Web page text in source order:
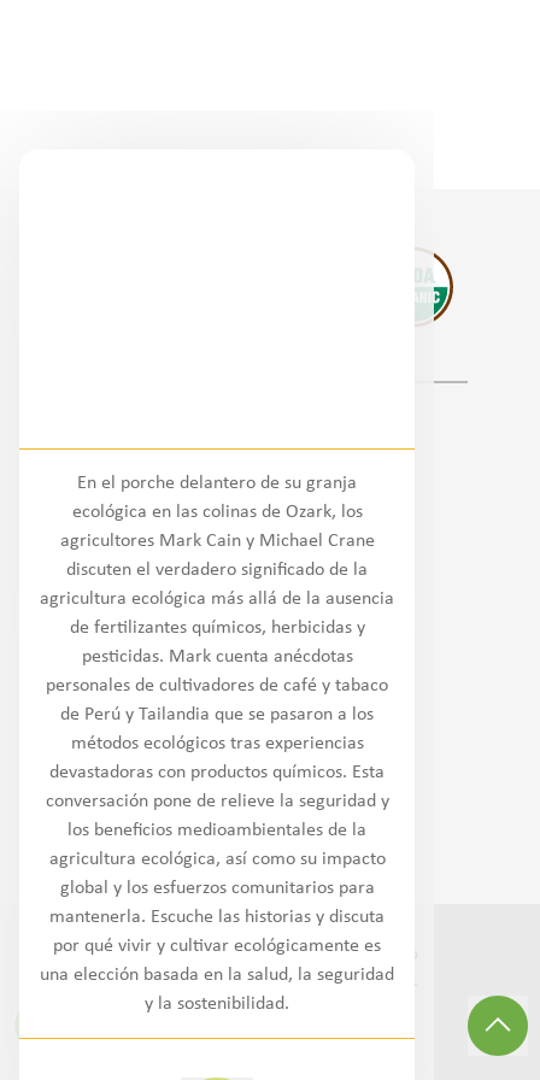
En el porche delantero de su granja
ecológica en las colinas de Ozark, los
agricultores Mark Cain y Michael Crane
discuten el verdadero significado de la
agricultura ecológica más allá de la ausencia
de fertilizantes químicos, herbicidas y
pesticidas. Mark cuenta anécdotas
personales de cultivadores de café y tabaco
de Perú y Tailandia que se pasaron a los
métodos ecológicos tras experiencias
devastadoras con productos químicos. Esta
conversación pone de relieve la seguridad y
los beneficios medioambientales de la
agricultura ecológica, así como su impacto
global y los esfuerzos comunitarios para
mantenerla. Escuche las historias y discuta
por qué vivir y cultivar ecológicamente es
una elección basada en la salud, la seguridad
y la sostenibilidad.
Nacional
Noroeste
Oeste/Suroeste
Llanuras
Medio Oeste
Sureste
Noreste/Atlántico medio
© 2026Transition to Organic Partnership
Program.Todos los derechos reservados